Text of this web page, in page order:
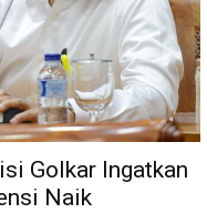
Golkar Ingatkan
Naik